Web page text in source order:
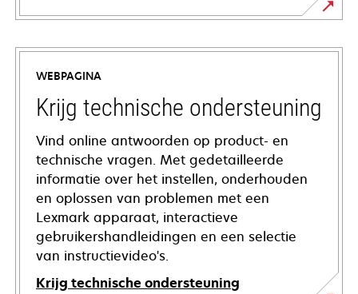
WEBPAGINA
Krijg technische ondersteuning
Vind online antwoorden op product- en
technische vragen. Met gedetailleerde
informatie over het instellen, onderhouden
en oplossen van problemen met een
Lexmark apparaat, interactieve
gebruikershandleidingen en een selectie
van instructievideo's.
Krijg technische ondersteuning